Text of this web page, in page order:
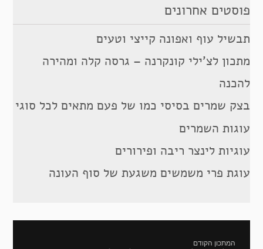
פוסטים אחרונים
תבשיל עוף ואפונה קייצי וטעים
מתכון לצ’ילי קונקרנה – גרסה קלה ומהירה
להכנה
בצק שמרים בסיסי כמו של פעם מתאים לכל סוגי
עוגות השמרים
עוגיות לינצר ריבה ופירורים
עוגת פרי משמשים משגעת של סוף העונה
המתכון הקודם